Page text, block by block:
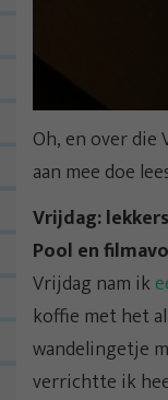
Oh, en over die
aan mee doe
Vrijdag:
Pool en
Vrijdag nam ik
koffie met het
wandelingetje
verrichtte ik